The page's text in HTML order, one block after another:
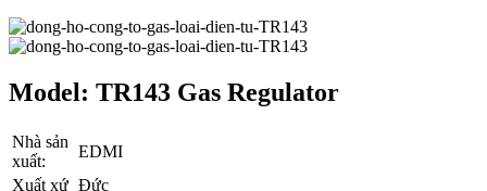
Model: TR143 Gas Regulator
Nhà sản
xuất:
EDMI
Xuất xứ Đức